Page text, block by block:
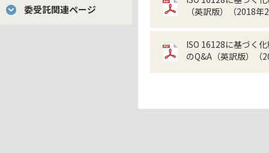
委受託関連ページ
（英訳版）（2018年
ISO 16128に基づく
のQ&A（英訳版）（